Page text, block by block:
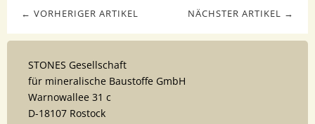
NÄCHSTER ARTIKEL →
← VORHERIGER ARTIKEL
STONES Gesellschaft
für mineralische Baustoffe GmbH
Warnowallee 31 c
D-18107 Rostock